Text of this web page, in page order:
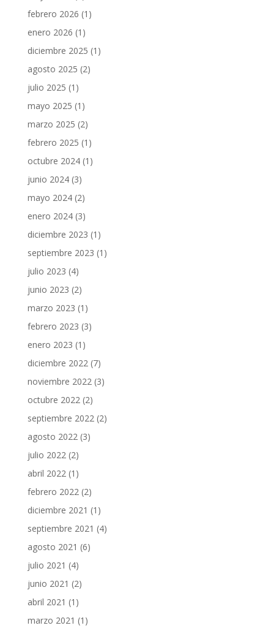
febrero 2026 (1)
enero 2026 (1)
diciembre 2025 (1)
agosto 2025 (2)
julio 2025 (1)
mayo 2025 (1)
marzo 2025 (2)
febrero 2025 (1)
octubre 2024(1)
junio 2024(3)
mayo 2024(2)
enero 2024(3)
diciembre 2023 (1)
septiembre 2023 (1)
julio 2023 (4)
junio 2023 (2)
marzo 2023 (1)
febrero 2023 (3)
enero 2023 (1)
diciembre 2022 (7)
noviembre 2022 (3)
octubre 2022 (2)
septiembre 2022 (2)
agosto 2022 (3)
julio 2022 (2)
abril 2022 (1)
febrero 2022 (2)
diciembre 2021 (1)
septiembre 2021 (4)
agosto 2021 (6)
julio 2021 (4)
junio 2021 (2)
abril 2021 (1)
marzo 2021 (1)